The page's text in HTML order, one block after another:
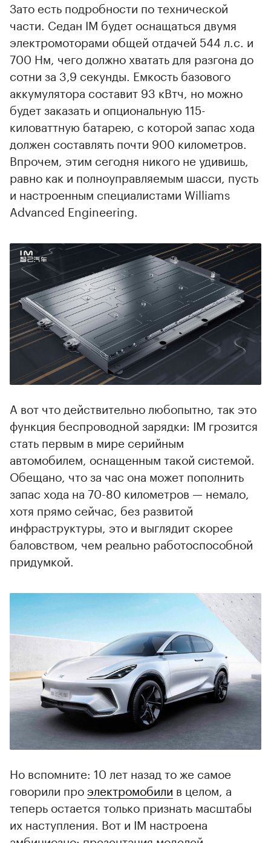
Зато есть подробности по технической
части. Седан IM будет оснащаться двумя
электромоторами общей отдачей 544 л.с. и
700 Нм, чего должно хватать для разгона до
сотни за 3,9 секунды. Емкость базового
аккумулятора составит 93 кВтч, но можно
будет заказать и опциональную 115-
киловаттную батарею, с которой запас хода
должен составлять почти 900 километров.
Впрочем, этим сегодня никого не удивишь,
равно как и полноуправляемым шасси, пусть
и настроенным специалистами Williams
Advanced Engineering.
А вот что действительно любопытно, так это
функция беспроводной зарядки: IM грозится
стать первым в мире серийным
автомобилем, оснащенным такой системой.
Обещано, что за час она может пополнить
запас хода на 70-80 километров — немало,
хотя прямо сейчас, без развитой
инфраструктуры, это и выглядит скорее
баловством, чем реально работоспособной
придумкой.
Но вспомните: 10 лет назад то же самое
говорили проэлектромобили в целом, а
теперь остается только признать масштабы
их наступления. Вот и IM настроена